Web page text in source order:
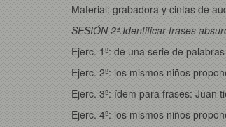
Material: grabadora y cintas de
SESIÓN 2ª.Identificar frases
Ejerc. 1º: de una serie de
Ejerc. 2º: los mismos niños
Ejerc. 3º: ídem para frases: Juan
Ejerc. 4º: los mismos niños